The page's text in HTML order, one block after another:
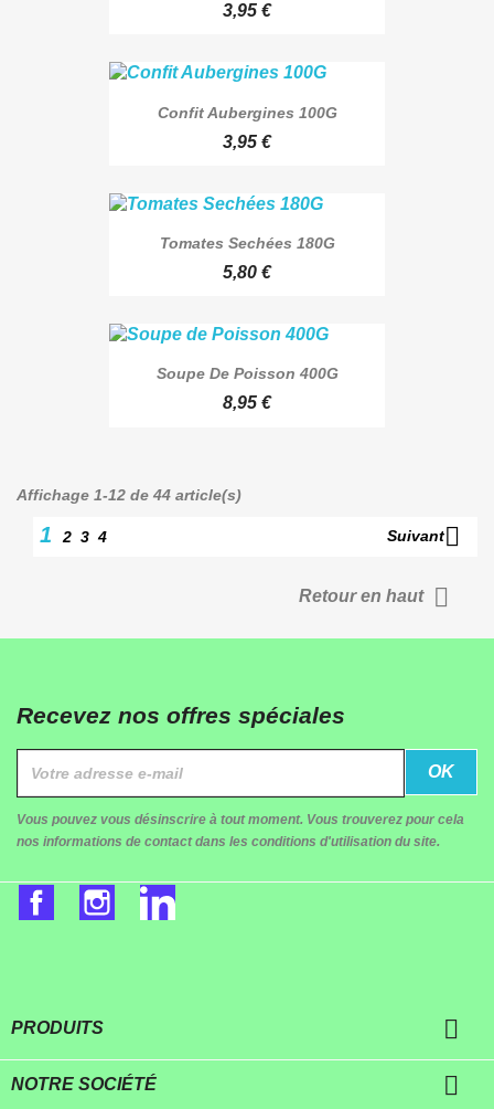
3,95 €
Confit Aubergines 100G
3,95 €
Tomates Sechées 180G
5,80 €
Soupe De Poisson 400G
8,95 €
Affichage 1-12 de 44 article(s)
1 2 3 4 Suivant
Retour en haut 
Recevez nos offres spéciales
Vous pouvez vous désinscrire à tout moment. Vous trouverez pour cela
nos informations de contact dans les conditions d'utilisation du site.
FacebookInstagram
PRODUITS 
NOTRE SOCIÉTÉ 